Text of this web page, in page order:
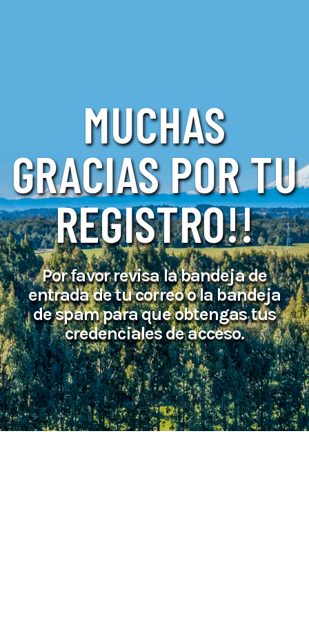
MUCHAS
GRACIAS POR TU
REGISTRO!!
Por favor revisa la bandeja de
entrada de tu correo o la bandeja
de spam para que obtengas tus
credenciales de acceso.